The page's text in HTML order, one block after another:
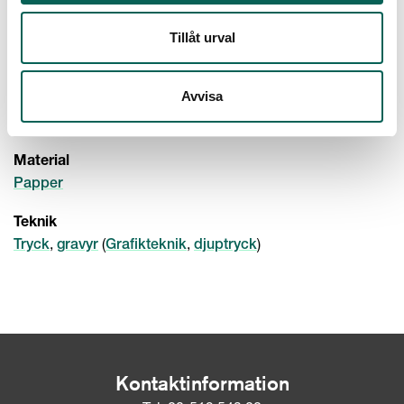
Tillåt urval
Avvisa
Svit/Serie (sv): Profana fester. Karusell på Arno med
anledning av bröllopet mellan Cosimo Medici och Maria
Maddalena av Österrike (NMG Orn 3674-3692
Ornamentstick(Grafik)
Material
Papper
Teknik
Tryck, gravyr (Grafikteknik, djuptryck)
Kontaktinformation